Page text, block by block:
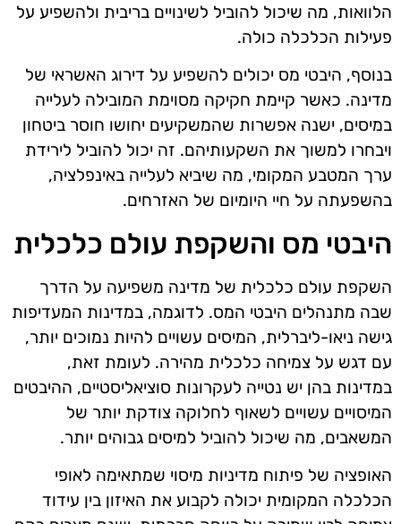
הלוואות, מה שיכול להוביל לשינויים בריבית ולהשפיע על
פעילות הכלכלה כולה.
בנוסף, היבטי מס יכולים להשפיע על דירוג האשראי של
מדינה. כאשר קיימת חקיקה מסוימת המובילה לעלייה
במיסים, ישנה אפשרות שהמשקיעים יחושו חוסר ביטחון
ויבחרו למשוך את השקעותיהם. זה יכול להוביל לירידת
ערך המטבע המקומי, מה שיביא לעלייה באינפלציה,
בהשפעתה על חיי היומיום של האזרחים.
היבטי מס והשקפת עולם כלכלית
השקפת עולם כלכלית של מדינה משפיעה על הדרך
שבה מתנהלים היבטי המס. לדוגמה, במדינות המעדיפות
גישה ניאו-ליברלית, המיסים עשויים להיות נמוכים יותר,
עם דגש על צמיחה כלכלית מהירה. לעומת זאת,
במדינות בהן יש נטייה לעקרונות סוציאליסטיים, ההיבטים
המיסויים עשויים לשאוף לחלוקה צודקת יותר של
המשאבים, מה שיכול להוביל למיסים גבוהים יותר.
האופציה של פיתוח מדיניות מיסוי שמתאימה לאופי
הכלכלה המקומית יכולה לקבוע את האיזון בין עידוד